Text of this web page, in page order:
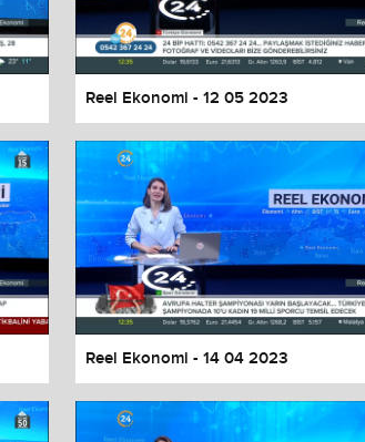
Done
Reel Ekonomi - 12 05 2023
Reel Ekonomi - 14 04 2023